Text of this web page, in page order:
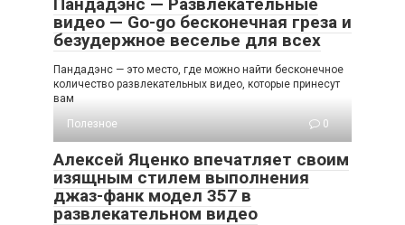
видео — Go-go бесконечная греза и
безудержное веселье для всех
Пандадэнс — это место, где можно найти бесконечное
количество развлекательных видео, которые принесут
вам
Полезное
0
Алексей Яценко впечатляет своим
изящным стилем выполнения
джаз-фанк модел 357 в
развлекательном видео